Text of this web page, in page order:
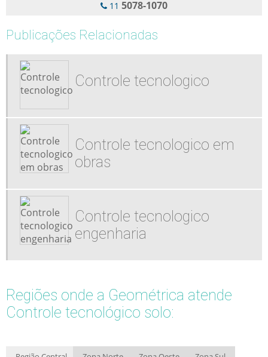
11 5078-1070
Publicações Relacionadas
Controle tecnologico
Controle tecnologico em
obras
Controle tecnologico
engenharia
Regiões onde a Geométrica atende
Controle tecnológico solo: